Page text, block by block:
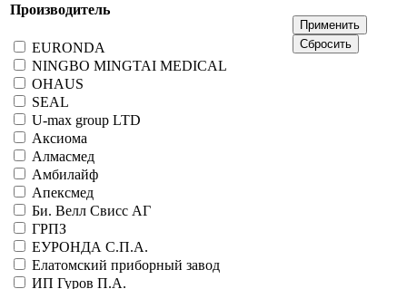
Производитель
EURONDA
NINGBO MINGTAI MEDICAL
OHAUS
SEAL
U-max group LTD
Аксиома
Алмасмед
Амбилайф
Апексмед
Би. Велл Свисс АГ
ГРПЗ
ЕУРОНДА С.П.А.
Елатомский приборный завод
ИП Гуров П.А.